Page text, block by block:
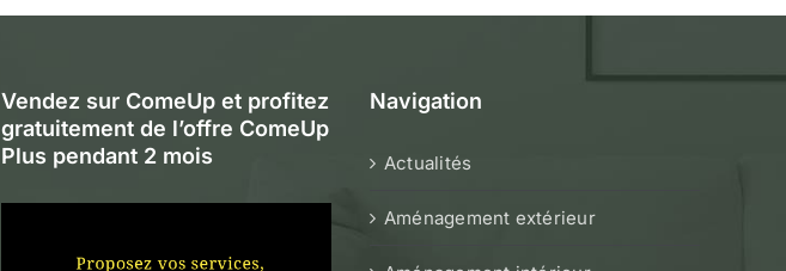
Vendez sur ComeUp et profitez
gratuitement de l’offre ComeUp
Plus pendant 2 mois
Navigation
Actualités
Aménagement extérieur